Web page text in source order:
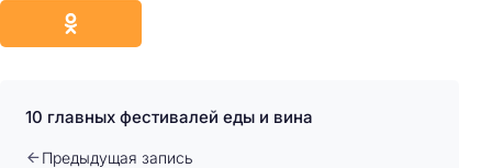
10 главных фестивалей еды и вина
Предыдущая запись